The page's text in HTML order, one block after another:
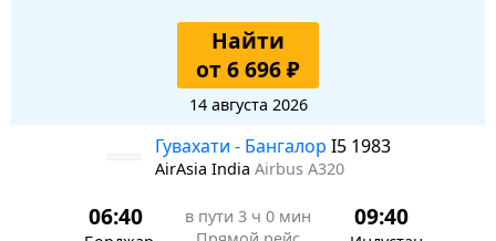
Найти
от 6 696 ₽
14 августа 2026
Гувахати - Бангалор I5 1983
AirAsia India Airbus A320
06:40 в пути 3 ч 0 мин
09:40